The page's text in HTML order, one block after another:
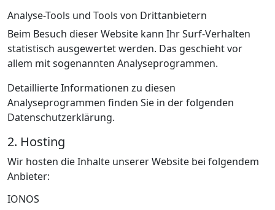
Analyse-Tools und Tools von Dritt­anbietern
Beim Besuch dieser Website kann Ihr Surf-Verhalten
statistisch ausgewertet werden. Das geschieht vor
allem mit sogenannten Analyseprogrammen.
Detaillierte Informationen zu diesen
Analyseprogrammen finden Sie in der folgenden
Datenschutzerklärung.
2. Hosting
Wir hosten die Inhalte unserer Website bei folgendem
Anbieter:
IONOS